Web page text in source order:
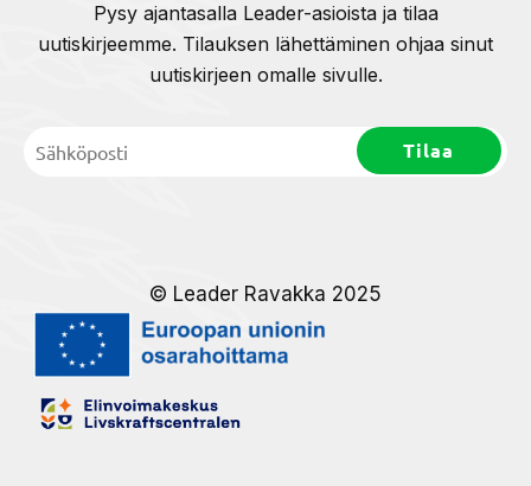
Pysy ajantasalla Leader-asioista ja tilaa
uutiskirjeemme. Tilauksen lähettäminen ohjaa sinut
uutiskirjeen omalle sivulle.
© Leader Ravakka 2025